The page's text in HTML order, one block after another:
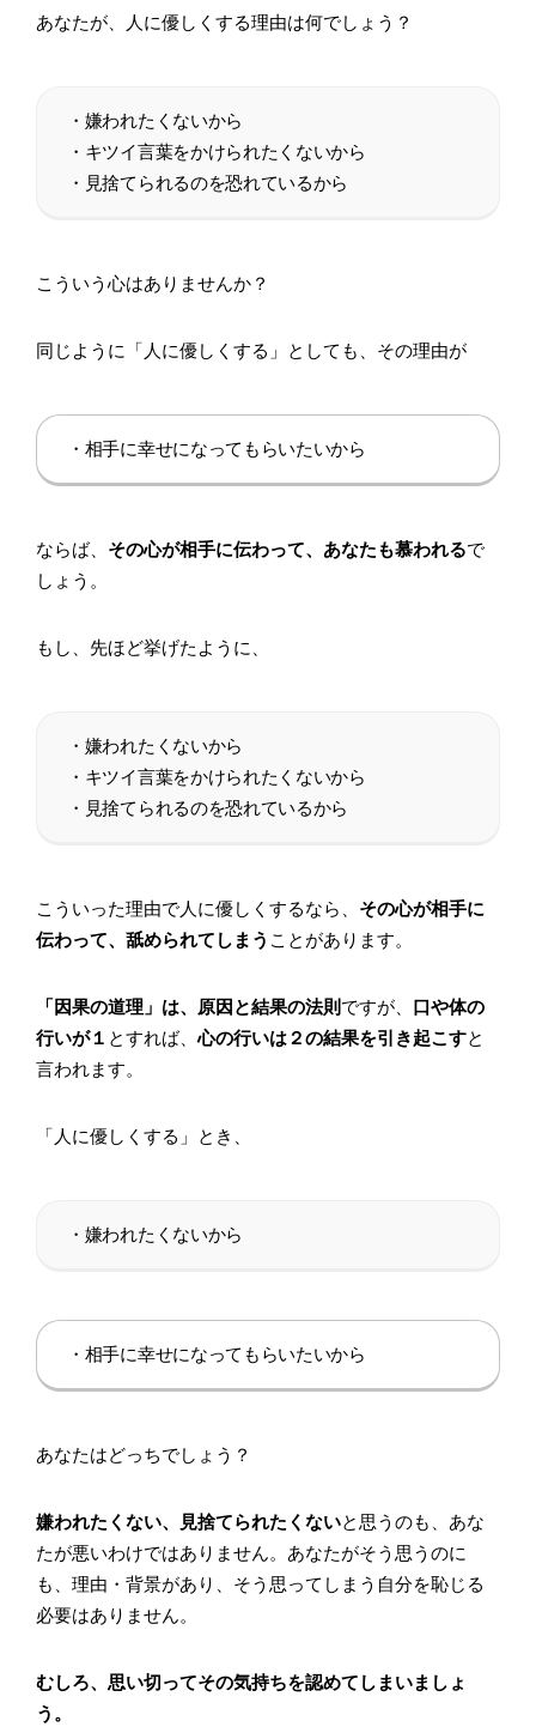
あなたが、人に優しくする理由は何でしょう？
・嫌われたくないから
・キツイ言葉をかけられたくないから
・見捨てられるのを恐れているから
こういう心はありませんか？
同じように「人に優しくする」としても、その理由が
・相手に幸せになってもらいたいから
ならば、 その心が相手に伝わって、あなたも慕われるで
しょう。
もし、先ほど挙げたように、
・嫌われたくないから
・キツイ言葉をかけられたくないから
・見捨てられるのを恐れているから
こういった理由で人に優しくするなら、 その心が相手に
伝わって、舐められてしまう ことがあります。
「因果の道理」は、原因と結果の法則 ですが、 口や体の
行いが１ とすれば、心の行いは２の結果を引き起こすと
言われます。
「人に優しくする」とき、
・嫌われたくないから
・相手に幸せになってもらいたいから
あなたはどっちでしょう？
嫌われたくない、見捨てられたくないと思うのも、あな
たが悪いわけではありません。あなたがそう思うのに
も、理由・背景があり、そう思ってしまう自分を恥じる
必要はありません。
むしろ、思い切ってその気持ちを認めてしまいましょ
う。